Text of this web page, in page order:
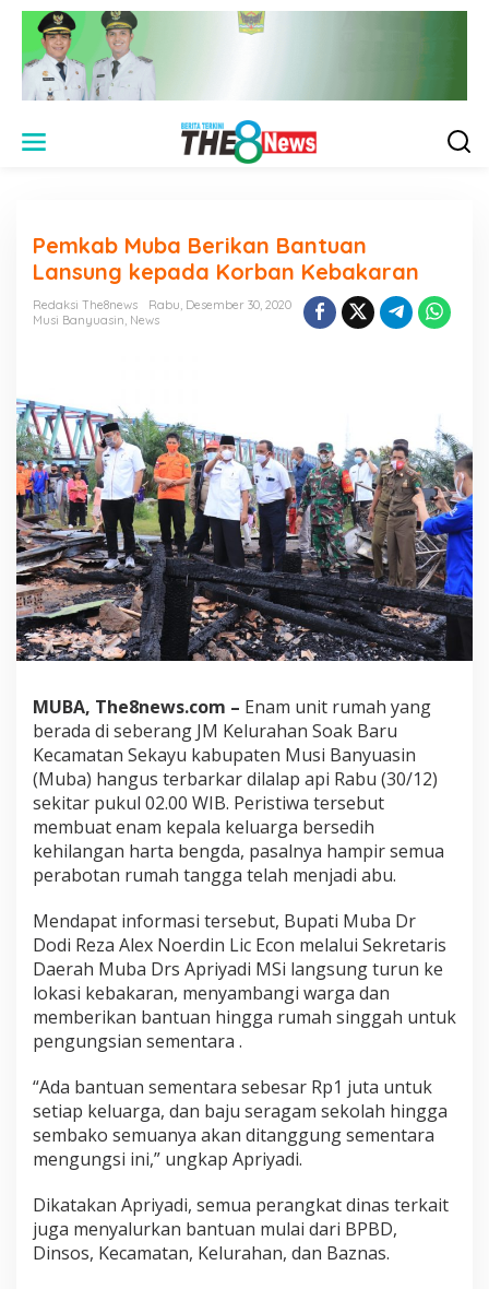
Pemkab Muba Berikan Bantuan
Lansung kepada Korban Kebakaran
Redaksi The8news
Rabu, Desember 30, 2020
Musi Banyuasin, News
MUBA, The8news.com – Enam unit rumah yang
berada di seberang JM Kelurahan Soak Baru
Kecamatan Sekayu kabupaten Musi Banyuasin
(Muba) hangus terbarkar dilalap api Rabu (30/12)
sekitar pukul 02.00 WIB. Peristiwa tersebut
membuat enam kepala keluarga bersedih
kehilangan harta bengda, pasalnya hampir semua
perabotan rumah tangga telah menjadi abu.
Mendapat informasi tersebut, Bupati Muba Dr
Dodi Reza Alex Noerdin Lic Econ melalui Sekretaris
Daerah Muba Drs Apriyadi MSi langsung turun ke
lokasi kebakaran, menyambangi warga dan
memberikan bantuan hingga rumah singgah untuk
pengungsian sementara .
“Ada bantuan sementara sebesar Rp1 juta untuk
setiap keluarga, dan baju seragam sekolah hingga
sembako semuanya akan ditanggung sementara
mengungsi ini,” ungkap Apriyadi.
Dikatakan Apriyadi, semua perangkat dinas terkait
juga menyalurkan bantuan mulai dari BPBD,
Dinsos, Kecamatan, Kelurahan, dan Baznas.